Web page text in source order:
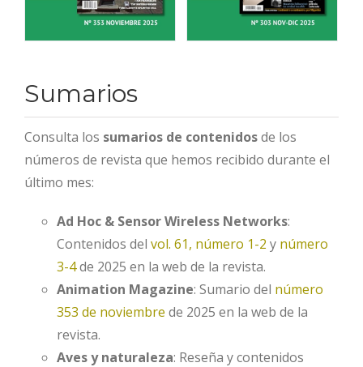
Sumarios
Consulta los sumarios de contenidosde los
números de revista que hemos recibido durante el
último mes:
Ad Hoc & Sensor Wireless Networks:
Contenidos del vol. 61, número 1-2 y número
3-4de 2025 en la web de la revista.
Animation Magazine: Sumario del número
353 de noviembre de 2025 en la web de la
revista.
Aves y naturaleza: Reseña y contenidos